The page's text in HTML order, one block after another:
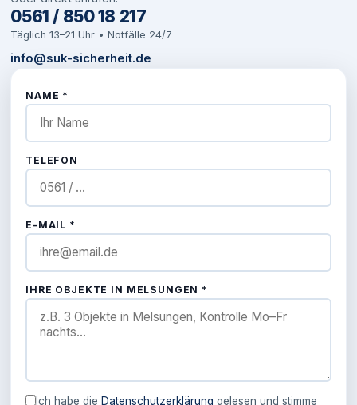
0561 / 850 18 217
Täglich 13–21 Uhr • Notfälle 24/7
info@suk-sicherheit.de
NAME *
TELEFON
E-MAIL *
IHRE OBJEKTE IN MELSUNGEN *
Ich habe die Datenschutzerklärung gelesen und stimme